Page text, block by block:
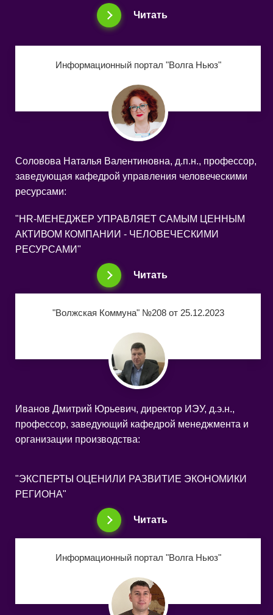
Читать
Информационный портал "Волга Ньюз"
Соловова Наталья Валентиновна, д.п.н., профессор,
заведующая кафедрой управления человеческими
ресурсами:
"HR-МЕНЕДЖЕР УПРАВЛЯЕТ САМЫМ ЦЕННЫМ
АКТИВОМ КОМПАНИИ - ЧЕЛОВЕЧЕСКИМИ
РЕСУРСАМИ"
Читать
"Волжская Коммуна" №208 от 25.12.2023
Иванов Дмитрий Юрьевич, директор ИЭУ, д.э.н.,
профессор, заведующий кафедрой менеджмента и
организации производства:
"ЭКСПЕРТЫ ОЦЕНИЛИ РАЗВИТИЕ ЭКОНОМИКИ
РЕГИОНА"
Читать
Информационный портал "Волга Ньюз"